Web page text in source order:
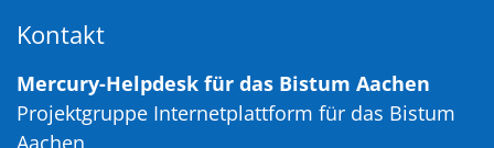
Kontakt
Mercury-Helpdesk für das Bistum Aachen
Projektgruppe Internetplattform für das Bistum
Aachen